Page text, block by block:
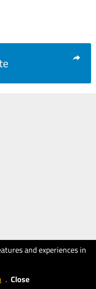
and experiences in
. Close